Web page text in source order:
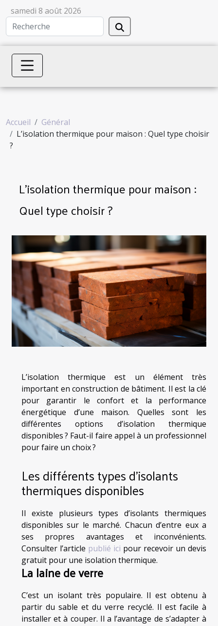
samedi 8 août 2026
Accueil
Général
L’isolation thermique pour maison : Quel type choisir
?
L’isolation thermique pour maison :
Quel type choisir ?
L’isolation thermique est un élément très
important en construction de bâtiment. Il est la clé
pour garantir le confort et la performance
énergétique d’une maison. Quelles sont les
différentes options d’isolation thermique
disponibles ? Faut-il faire appel à un professionnel
pour faire un choix ?
Les différents types d’isolants
thermiques disponibles
Il existe plusieurs types d’isolants thermiques
disponibles sur le marché. Chacun d’entre eux a
ses propres avantages et inconvénients.
Consulter l’article publié ici pour recevoir un devis
gratuit pour une isolation thermique.
La laine de verre
C’est un isolant très populaire. Il est obtenu à
partir du sable et du verre recyclé. Il est facile à
installer et à couper. Il a l’avantage de s’adapter à